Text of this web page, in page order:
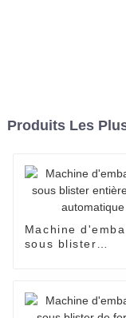
Produits Les
Machine
sous blister